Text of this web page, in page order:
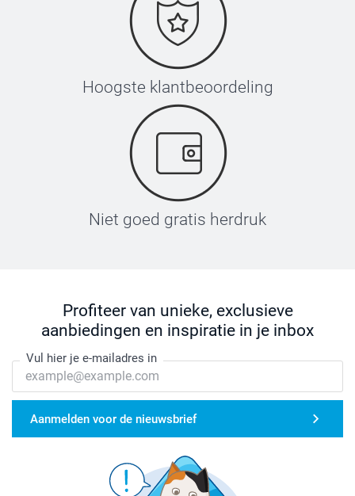
Hoogste klantbeoordeling
Niet goed gratis herdruk
Profiteer van unieke, exclusieve
aanbiedingen en inspiratie in je inbox
Vul hier je e-mailadres in
Aanmelden voor de nieuwsbrief